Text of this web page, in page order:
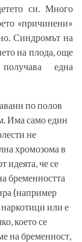
си. Много
«причинени»
Синдромът на
на плода, още
една
по полов
Има само един
не
хромозома в
идеята, че се
бременността
(например
наркотици или е
което се
на бременност,